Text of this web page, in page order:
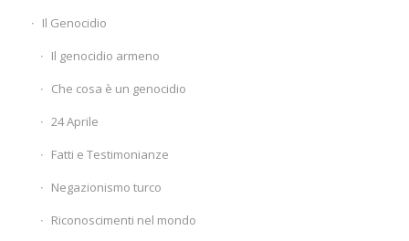
Il Genocidio
Il genocidio armeno
Che cosa è un genocidio
24 Aprile
Fatti e Testimonianze
Negazionismo turco
Riconoscimenti nel mondo